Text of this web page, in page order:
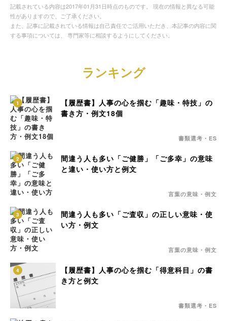
記載されている内容は2017年01月31日時点のものです。 現在の情報と異なる可能
性がありますので、ご了承ください。
また、記事に記載されている情報は自己責任でご活用いただき、本記事の内容に関
する事項については、 専門家等に相談するようにしてください。
ランキング
1
【履歴書】人事の心を掴む「趣味・特技」の
書き方・例文18個
書類選考・ES
2
間違う人も多い「ご健勝」「ご多幸」の意味
と違い・使い方と例文
言葉の意味・例文
3
間違う人も多い「ご査収」の正しい意味・使
い方・例文
言葉の意味・例文
4
【履歴書】人事の心を掴む「得意科目」の書
き方と例文
書類選考・ES